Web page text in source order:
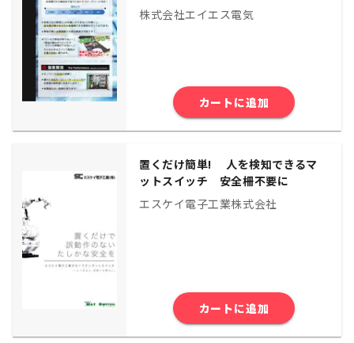
株式会社エイエス電気
カートに追加
置くだけ簡単! 人を検知できるマ
ットスイッチ 安全柵不要に
エスケイ電子工業株式会社
カートに追加